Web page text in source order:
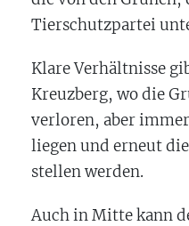
Tierschutzpartei
Klare Verhältnisse
Kreuzberg, wo die
verloren, aber
liegen und erneut
stellen werden.
Auch in Mitte kann